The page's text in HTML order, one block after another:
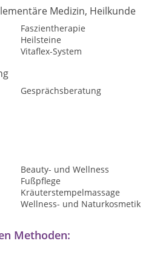
Medizin, Heilkunde
Faszientherapie
Heilsteine
Vitaflex-System
Gesprächsberatung
Beauty- und Wellness
Fußpflege
Kräuterstempelmassage
Wellness- und Naturkosmetik
Methoden: